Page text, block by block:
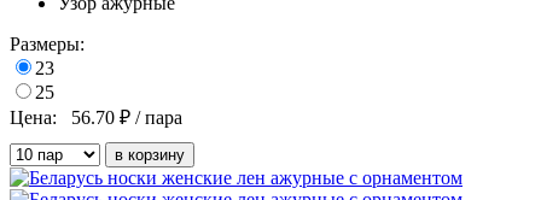
Размеры:
23
25
Цена:
56.70 ₽ / пара